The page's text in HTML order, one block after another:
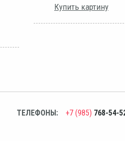
Купить картину
ТЕЛЕФОНЫ: +7 (985) 768-54-